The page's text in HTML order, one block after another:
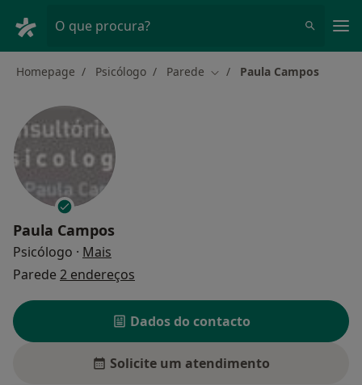
O que procura?
Homepage Psicólogo Parede Mudar de cidade
Paula Campos
Paula Campos
Psicólogo · Mais
Parede 2 endereços
Dados do contacto
Solicite um atendimento